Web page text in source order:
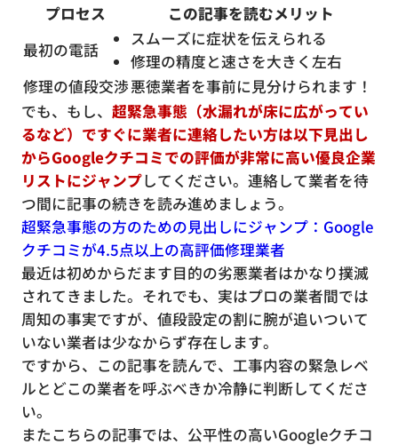
プロセス
この記事を読むメリット
最初の電話
スムーズに症状を伝えられる
修理の精度と速さを大きく左右
修理の値段交渉悪徳業者を事前に見分けられます！
でも、もし、 超緊急事態（水漏れが床に広がってい
るなど）ですぐに業者に連絡したい方は以下見出し
からGoogleクチコミでの評価が非常に高い優良企業
リストにジャンプしてください。連絡して業者を待
つ間に記事の続きを読み進めましょう。
超緊急事態の方のための見出しにジャンプ：Google
クチコミが4.5点以上の高評価修理業者
最近は初めからだます目的の劣悪業者はかなり撲滅
されてきました。それでも、実はプロの業者間では
周知の事実ですが、値段設定の割に腕が追いついて
いない業者は少なからず存在します。
ですから、この記事を読んで、工事内容の緊急レベ
ルとどこの業者を呼ぶべきか冷静に判断してくださ
い。
またこちらの記事では、公平性の高いGoogleクチコ